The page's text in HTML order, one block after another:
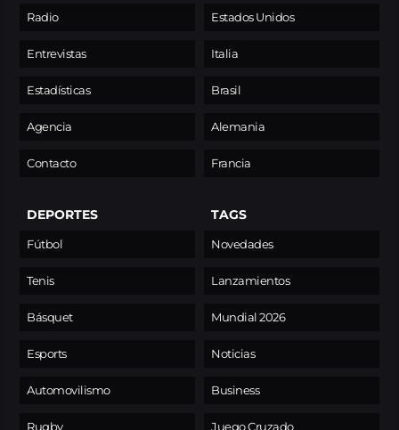
Radio
Entrevistas
Estadísticas
Agencia
Contacto
Estados Unidos
Italia
Brasil
Alemania
Francia
DEPORTES
Fútbol
Tenis
Básquet
Esports
Automovilismo
Rugby
TAGS
Novedades
Lanzamientos
Mundial 2026
Noticias
Business
Juego Cruzado